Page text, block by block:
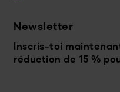
Newsletter
Inscris-toi
réduction de 15 %